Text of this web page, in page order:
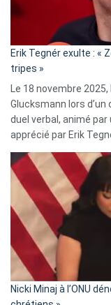
Erik Tegnér exulte : «
tripes »
Le 18 novembre
Glucksmann lors
duel verbal, animé
apprécié par Erik
Nicki Minaj à l’ONU